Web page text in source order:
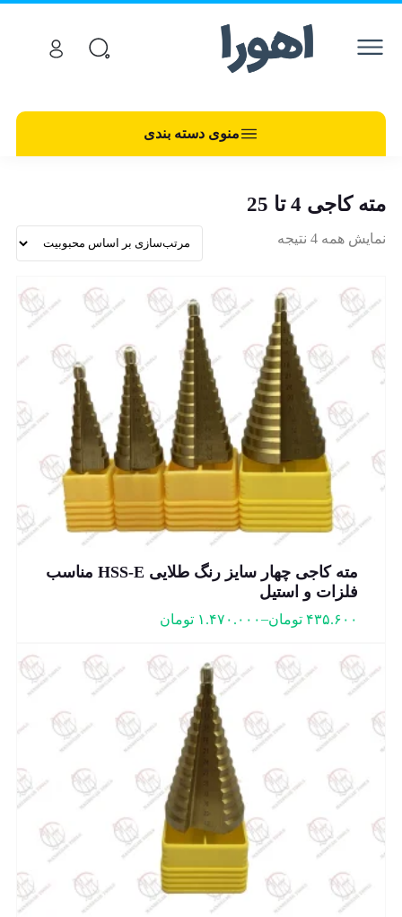
منوی دسته بندی
مته کاجی 4 تا 25
نمایش همه 4 نتیجه
مته کاجی چهار سایز رنگ طلایی HSS-E مناسب
فلزات و استیل
۴۳۵.۶۰۰ تومان–۱.۴۷۰.۰۰۰ تومان